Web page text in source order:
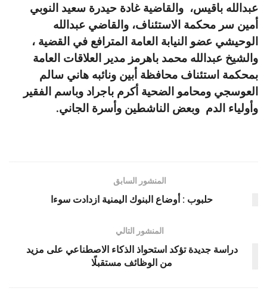
عبدالله باقيس، والقاضية غادة حيدرة سعيد النوبي
أمين سر محكمة الاستئناف، والقاضي عبدالله
الوحيشي عضو النيابة العامة المترافع في القضية ،
والشيخ عبدالله محمد باهرمز مدير العلاقات العامة
بمحكمة استئناف محافظة أبين ونائبه هاني سالم
العوسجي ومحامو الضحية أكرم باجراد وباسم الفقير
وأولياء الدم وبعض الناشطين وأسرة الجاني.
المنشور السابق
حلبوب : أوضاع البنوك اليمنية ازدادت سوءا
المنشور التالي
دراسة جديدة تؤكد استحواذ الذكاء الاصطناعي على مزيد
من الوظائف مستقبلًا